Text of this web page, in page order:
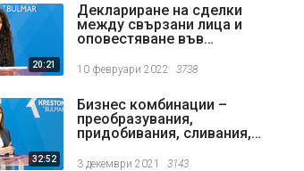
20:21
Деклариране на сделки
между свързани лица и
оповестяване във
10 февруари 2022 3738
32:52
Бизнес комбинации –
преобразувания,
придобивания, сливания,
3 декември 2021 3143